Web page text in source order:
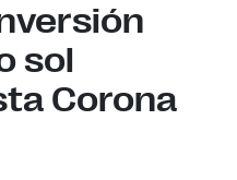
sol
Corona